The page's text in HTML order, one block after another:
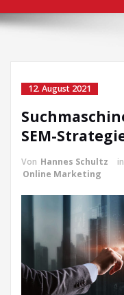
12. August 2021
SEM-
Von Hannes Schultz in
Online Marketing